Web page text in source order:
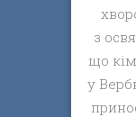
з
що
у